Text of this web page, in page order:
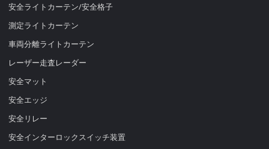
安全ライトカーテン/安全格子
測定ライトカーテン
車両分離ライトカーテン
レーザー走査レーダー
安全マット
安全エッジ
安全リレー
安全インターロックスイッチ装置